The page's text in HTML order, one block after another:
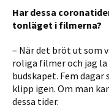
Har dessa
tonläget i filmerna?
– När det bröt ut som
roliga filmer och jag
budskapet. Fem dagar
klipp igen. Om man
dessa tider.